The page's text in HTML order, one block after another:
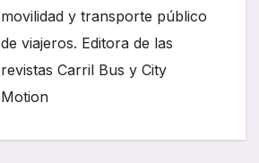
movilidad y transporte público
de viajeros. Editora de las
revistas Carril Bus y City
Motion